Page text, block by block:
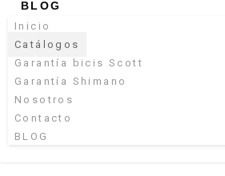
BLOG
Inicio
Catálogos
Garantía bicis Scott
Garantía Shimano
Nosotros
Contacto
BLOG